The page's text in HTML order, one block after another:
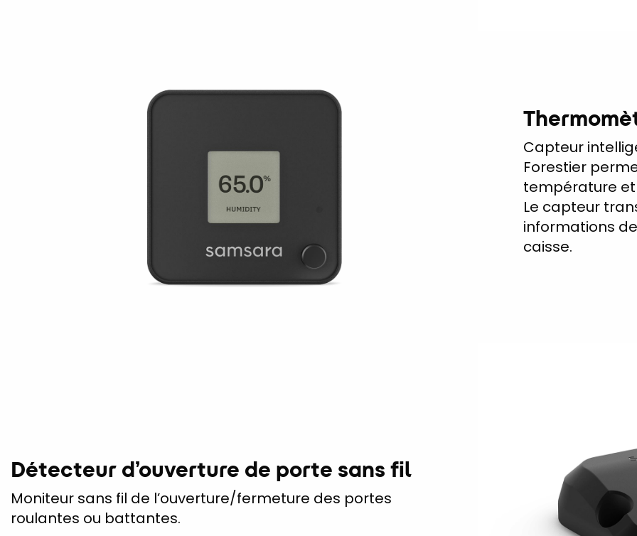
Capteur
Forestier
température et
Le capteur
informations
caisse.
Détecteur d’ouverture de porte sans fil
Moniteur sans fil de l’ouverture/fermeture des portes
roulantes ou battantes.